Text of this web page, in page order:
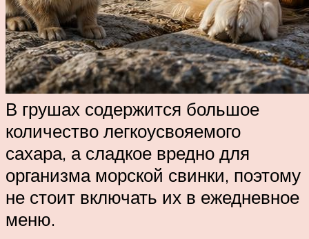
В грушах содержится большое
количество легкоусвояемого
сахара, а сладкое вредно для
организма морской свинки, поэтому
не стоит включать их в ежедневное
меню.